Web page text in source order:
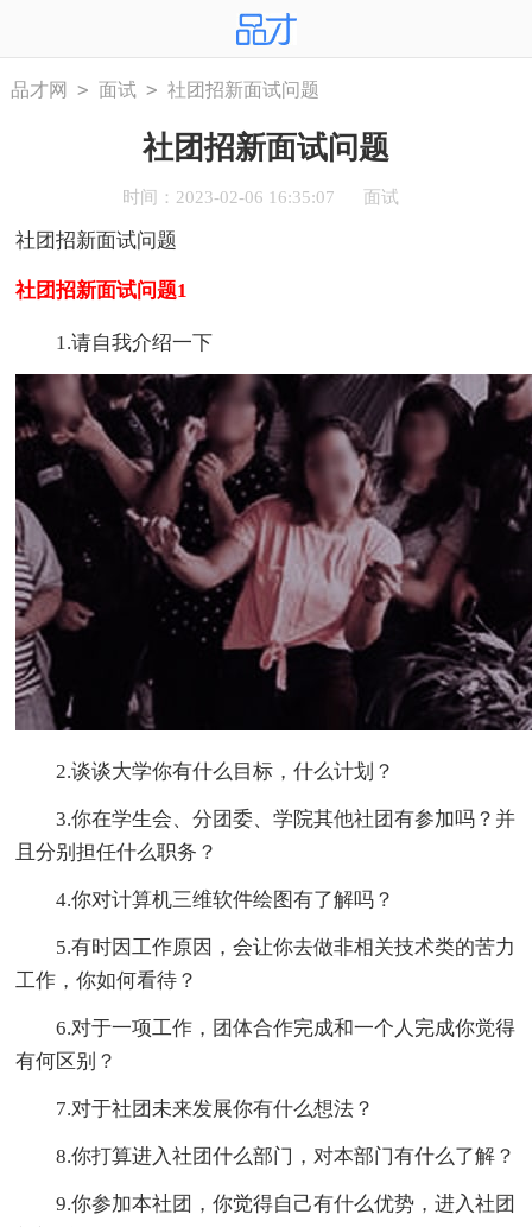
品才网 > 面试 > 社团招新面试问题
社团招新面试问题
时间：2023-02-06 16:35:07 面试
社团招新面试问题
社团招新面试问题1
1.请自我介绍一下
2.谈谈大学你有什么目标，什么计划？
3.你在学生会、分团委、学院其他社团有参加吗？并
且分别担任什么职务？
4.你对计算机三维软件绘图有了解吗？
5.有时因工作原因，会让你去做非相关技术类的苦力
工作，你如何看待？
6.对于一项工作，团体合作完成和一个人完成你觉得
有何区别？
7.对于社团未来发展你有什么想法？
8.你打算进入社团什么部门，对本部门有什么了解？
9.你参加本社团，你觉得自己有什么优势，进入社团